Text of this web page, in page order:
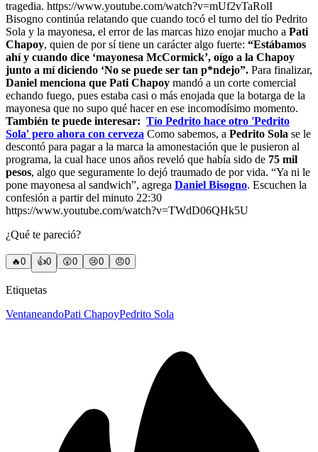
tragedia. https://www.youtube.com/watch?v=mUf2vTaRolI
Bisogno continúa relatando que cuando tocó el turno del tío Pedrito
Sola y la mayonesa, el error de las marcas hizo enojar mucho a Pati
Chapoy, quien de por sí tiene un carácter algo fuerte: “Estábamos
ahí y cuando dice ‘mayonesa McCormick’, oígo a la Chapoy
junto a mí diciendo ‘No se puede ser tan p*ndejo”. Para finalizar,
Daniel menciona que Pati Chapoy mandó a un corte comercial
echando fuego, pues estaba casi o más enojada que la botarga de la
mayonesa que no supo qué hacer en ese incomodísimo momento.
También te puede interesar: Tío Pedrito hace otro 'Pedrito
Sola' pero ahora con cerveza Como sabemos, a Pedrito Sola se le
descontó para pagar a la marca la amonestación que le pusieron al
programa, la cual hace unos años reveló que había sido de 75 mil
pesos, algo que seguramente lo dejó traumado de por vida. “Ya ni le
pone mayonesa al sandwich”, agrega Daniel Bisogno. Escuchen la
confesión a partir del minuto 22:30
https://www.youtube.com/watch?v=TWdD06QHk5U
¿Qué te pareció?
🔥0 👍0 😲0 😢0 😠0
Etiquetas
VentaneandoPati ChapoyPedrito Sola